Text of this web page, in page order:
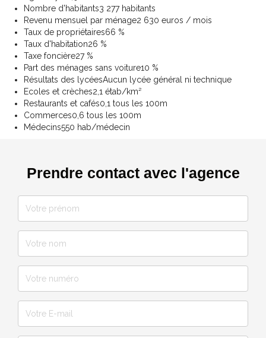
Nombre d'habitants3 277 habitants
Revenu mensuel par ménage2 630 euros / mois
Taux de propriétaires66 %
Taux d'habitation26 %
Taxe foncière27 %
Part des ménages sans voiture10 %
Résultats des lycéesAucun lycée général ni technique
Ecoles et crèches2,1 étab/km²
Restaurants et cafés0,1 tous les 100m
Commerces0,6 tous les 100m
Médecins550 hab/médecin
Prendre contact avec l'agence